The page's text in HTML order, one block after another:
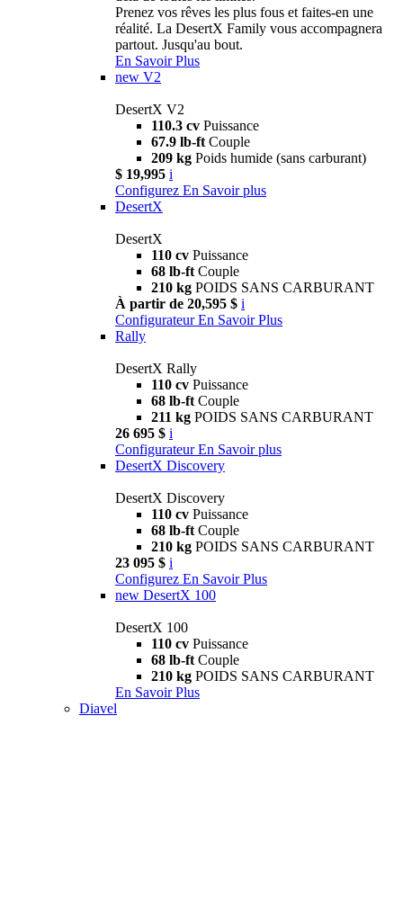
Prenez vos rêves les plus fous et faites-en une
réalité. La DesertX Family vous accompagnera
partout. Jusqu'au bout.
En Savoir Plus
new V2
DesertX V2
110.3 cv Puissance
67.9 lb-ft Couple
209 kg Poids humide (sans carburant)
$ 19,995 i
Configurez En Savoir plus
DesertX
DesertX
110 cv Puissance
68 lb-ft Couple
210 kg POIDS SANS CARBURANT
À partir de 20,595 $ i
Configurateur En Savoir Plus
Rally
DesertX Rally
110 cv Puissance
68 lb-ft Couple
211 kg POIDS SANS CARBURANT
26 695 $ i
Configurateur En Savoir plus
DesertX Discovery
DesertX Discovery
110 cv Puissance
68 lb-ft Couple
210 kg POIDS SANS CARBURANT
23 095 $ i
Configurez En Savoir Plus
new DesertX 100
DesertX 100
110 cv Puissance
68 lb-ft Couple
210 kg POIDS SANS CARBURANT
En Savoir Plus
Diavel